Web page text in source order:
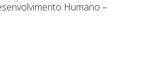
Humano –